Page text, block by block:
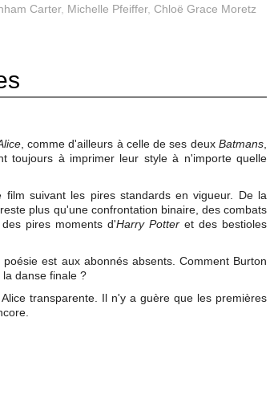
Carter, Michelle Pfeiffer, Chloë Grace Moretz
, comme d'ailleurs à celle de ses deuxBatmans
toujours à imprimer leur style à n'importe quelle
suivant les pires standards en vigueur. De la
plus qu'une confrontation binaire, des combats
des pires moments d'Harry Potter et des bestioles
est aux abonnés absents. Comment Burton
danse finale ?
transparente. Il n'y a guère que les premières